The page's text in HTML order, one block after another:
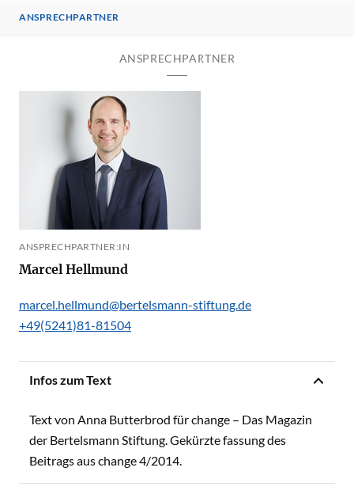
ANSPRECHPARTNER
ANSPRECHPARTNER
ANSPRECHPARTNER:IN
Marcel Hellmund
marcel.hellmund@bertelsmann-stiftung.de
+49(5241)81-81504
Infos zum Text
Text von Anna Butterbrod für change – Das Magazin
der Bertelsmann Stiftung. Gekürzte fassung des
Beitrags aus change 4/2014.